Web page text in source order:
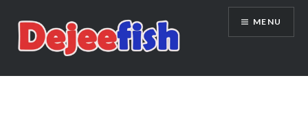
content
DEJEEFISH | PRODUSEN BENIH
MENU